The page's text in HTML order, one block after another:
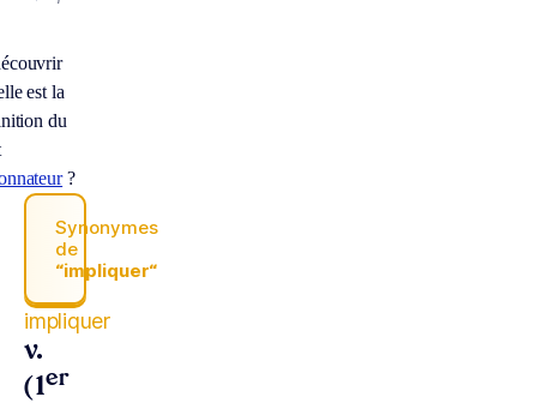
est la
du
?
Synonymes
de
“impliquer“
impliquer
v.
(1er